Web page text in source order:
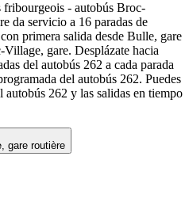
fribourgeois - autobús Broc-
da servicio a 16 paradas de
primera salida desde Bulle, gare
gare. Desplázate hacia
del autobús 262 a cada parada
del autobús 262. Puedes
262 y las salidas en tiempo
gare routière